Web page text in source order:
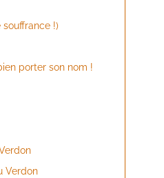
!)
porter son nom !
Verdon